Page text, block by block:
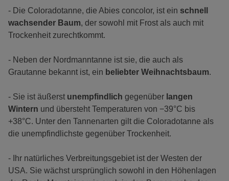
- Die Coloradotanne, die Abies concolor, ist ein schnell
wachsender Baum, der sowohl mit Frost als auch mit
Trockenheit zurechtkommt.
- Neben der Nordmanntanne ist sie, die auch als
Grautanne bekannt ist, ein beliebter Weihnachtsbaum.
- Sie ist äußerst unempfindlich gegenüber langen
Wintern und übersteht Temperaturen von −39°C bis
+38°C. Unter den Tannenarten gilt die Coloradotanne als
die unempfindlichste gegenüber Trockenheit.
- Ihr natürliches Verbreitungsgebiet ist der Westen der
USA. Sie wächst ursprünglich sowohl in den Höhenlagen